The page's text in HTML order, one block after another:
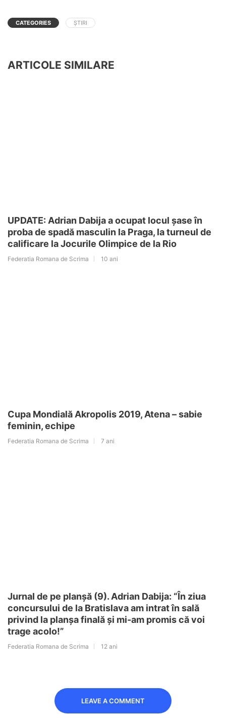
CATEGORIES ȘTIRI
ARTICOLE SIMILARE
UPDATE: Adrian Dabija a ocupat locul șase în
proba de spadă masculin la Praga, la turneul de
calificare la Jocurile Olimpice de la Rio
Federatia Romana de Scrima 10 ani
Cupa Mondială Akropolis 2019, Atena – sabie
feminin, echipe
Federatia Romana de Scrima 7 ani
Jurnal de pe planșă (9). Adrian Dabija: “În ziua
concursului de la Bratislava am intrat în sală
privind la planșa finală și mi-am promis că voi
trage acolo!”
Federatia Romana de Scrima 12 ani
LEAVE A COMMENT